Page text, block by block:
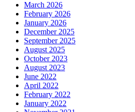
March 2026
February 2026
January 2026
December 2025
September 2025
August 2025
October 2023
August 2023
June 2022
April 2022
February 2022
January 2022